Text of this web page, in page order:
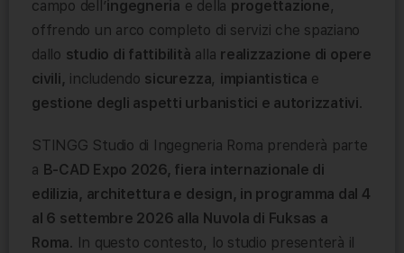
campo dell’ingegneria e della progettazione,
offrendo un arco completo di servizi che spaziano
dallo studio di fattibilità alla realizzazione di opere
civili, includendo sicurezza, impiantistica e
gestione degli aspetti urbanistici e autorizzativi.
STINGG Studio di Ingegneria Roma prenderà parte
a B-CAD Expo 2026, fiera internazionale di
edilizia, architettura e design, in programma dal 4
al 6 settembre 2026 alla Nuvola di Fuksas a
Roma. In questo contesto, lo studio presenterà il